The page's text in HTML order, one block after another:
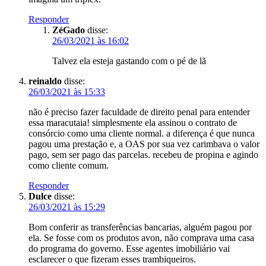
Responder
ZéGado disse:
26/03/2021 às 16:02
Talvez ela esteja gastando com o pé de lã
reinaldo disse:
26/03/2021 às 15:33
não é preciso fazer faculdade de direito penal para entender
essa maracutaia! simplesmente ela assinou o contrato de
consórcio como uma cliente normal. a diferença é que nunca
pagou uma prestação e, a OAS por sua vez carimbava o valor
pago, sem ser pago das parcelas. recebeu de propina e agindo
como cliente comum.
Responder
Dulce disse:
26/03/2021 às 15:29
Bom conferir as transferências bancarias, alguém pagou por
ela. Se fosse com os produtos avon, não comprava uma casa
do programa do governo. Esse agentes imobiliário vai
esclarecer o que fizeram esses trambiqueiros.